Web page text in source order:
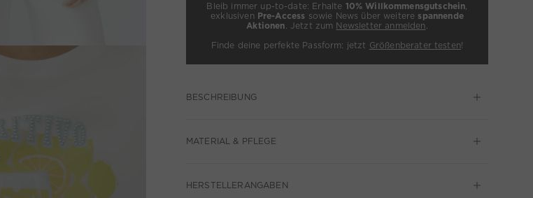
Bleib immer up-to-date: Erhalte 10% Willkommensgutschein,
exklusiven Pre-Access sowie News über weitere spannende
Aktionen. Jetzt zum Newsletter anmelden .
Finde deine perfekte Passform: jetzt Größenberater testen!
BESCHREIBUNG
MATERIAL & PFLEGE
HERSTELLERANGABEN